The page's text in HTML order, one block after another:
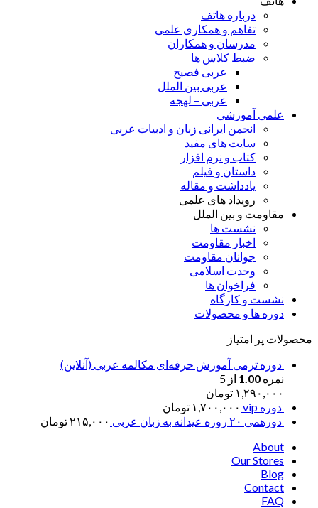
درباره هاتف
تفاهم و همکاری علمی
مدرسان و همکاران
ضبط کلاس ها
عربی فصیح
عربی بین الملل
عربی – لهجه
علمی آموزشی
انجمن ایرانی زبان و ادبیات عربی
سایت های مفید
کتاب و نرم افزار
داستان و فیلم
یادداشت و مقاله
رویداد های علمی
مقاومت و بین الملل
نشست ها
اخبار مقاومت
جوانان مقاومت
وحدت اسلامی
فراخوان ها
نشست و کارگاه
دوره ها و محصولات
محصولات پر امتیاز
دوره ترمی آموزش حرفه‌ای مکالمه عربی (آنلاین)
نمره 1.00 از 5
۱,۲۹۰,۰۰۰ تومان
دوره vip
۱,۷۰۰,۰۰۰ تومان
دورهمی ۲۰ روزه عیدانه به زبان عربی
۲۱۵,۰۰۰تومان
About
Our Stores
Blog
Contact
FAQ